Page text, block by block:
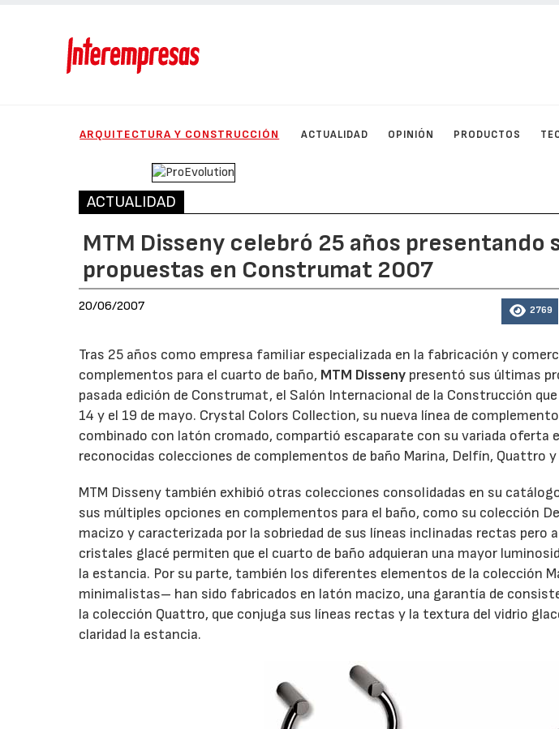
ARQUITECTURA Y CONSTRUCCIÓN ACTUALIDAD OPINIÓN PRODUCTOS
ACTUALIDAD
MTM Disseny celebró 25 años presentando
propuestas en Construmat 2007
20/06/2007 2769
Tras 25 años como empresa familiar especializada en la fabricación y
complementos para el cuarto de baño, MTM Disseny presentó sus últimas
pasada edición de Construmat, el Salón Internacional de la Construcción
14 y el 19 de mayo. Crystal Colors Collection, su nueva línea de
combinado con latón cromado, compartió escaparate con su variada oferta
reconocidas colecciones de complementos de baño Marina, Delfín, Quattro
MTM Disseny también exhibió otras colecciones consolidadas en su
sus múltiples opciones en complementos para el baño, como su colección
macizo y caracterizada por la sobriedad de sus líneas inclinadas rectas pero
cristales glacé permiten que el cuarto de baño adquieran una mayor
la estancia. Por su parte, también los diferentes elementos de la colección
minimalistas– han sido fabricados en latón macizo, una garantía de
la colección Quattro, que conjuga sus líneas rectas y la textura del vidrio
claridad la estancia.